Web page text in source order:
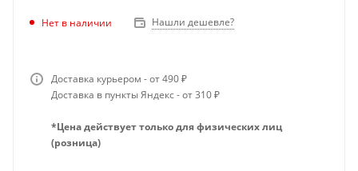
Нет в наличии Нашли дешевле?
Доставка курьером - от 490 ₽
Доставка в пункты Яндекс - от 310 ₽
*Цена действует только для физических лиц
(розница)